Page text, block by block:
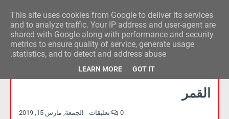
وكالة الحدث للآراء
القمر
الجمعة, مارس 15, 2019 0 تعليقات
This site uses cookies from Google to deliver its services
and to analyze traffic. Your IP address and user-agent are
shared with Google along with performance and security
metrics to ensure quality of service, generate usage
statistics, and to detect and address abuse.
LEARN MORE GOT IT